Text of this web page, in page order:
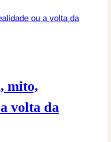
mito,
volta da